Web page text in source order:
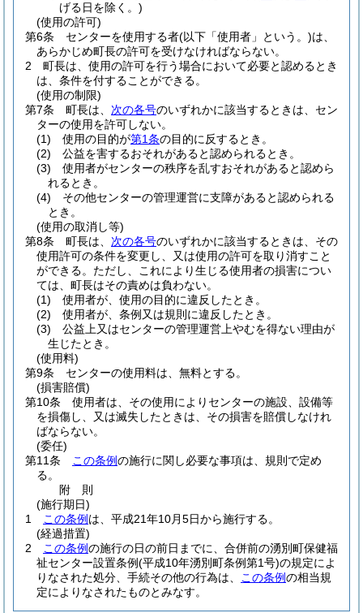
げる日を除く。)
(使用の許可)
第6条
センターを使用する者(以下「使用者」という。)は、
あらかじめ町長の許可を受けなければならない。
2
町長は、使用の許可を行う場合において必要と認めるとき
は、条件を付することができる。
(使用の制限)
第7条
町長は、 次の各号のいずれかに該当するときは、セン
ターの使用を許可しない。
(1)
使用の目的が第1条の目的に反するとき。
(2)
公益を害するおそれがあると認められるとき。
(3)
使用者がセンターの秩序を乱すおそれがあると認めら
れるとき。
(4)
その他センターの管理運営に支障があると認められる
とき。
(使用の取消し等)
第8条
町長は、 次の各号のいずれかに該当するときは、その
使用許可の条件を変更し、又は使用の許可を取り消すこと
ができる。 ただし、これにより生じる使用者の損害につい
ては、町長はその責めは負わない。
(1)
使用者が、使用の目的に違反したとき。
(2)
使用者が、条例又は規則に違反したとき。
(3)
公益上又はセンターの管理運営上やむを得ない理由が
生じたとき。
(使用料)
第9条
センターの使用料は、無料とする。
(損害賠償)
第10条
使用者は、その使用によりセンターの施設、設備等
を損傷し、又は滅失したときは、その損害を賠償しなけれ
ばならない。
(委任)
第11条
この条例の施行に関し必要な事項は、規則で定め
る。
附 則
(施行期日)
1
この条例 は、平成21年10月5日から施行する。
(経過措置)
2
この条例の施行の日の前日までに、合併前の湧別町保健福
祉センター設置条例(平成10年湧別町条例第1号)の規定によ
りなされた処分、手続その他の行為は、
この条例の相当規
定によりなされたものとみなす。